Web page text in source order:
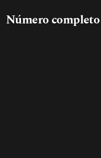
Número completo